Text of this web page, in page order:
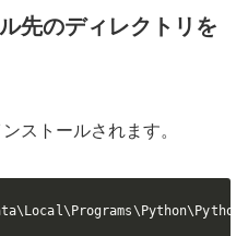
先のディレクトリを
ストールされます。